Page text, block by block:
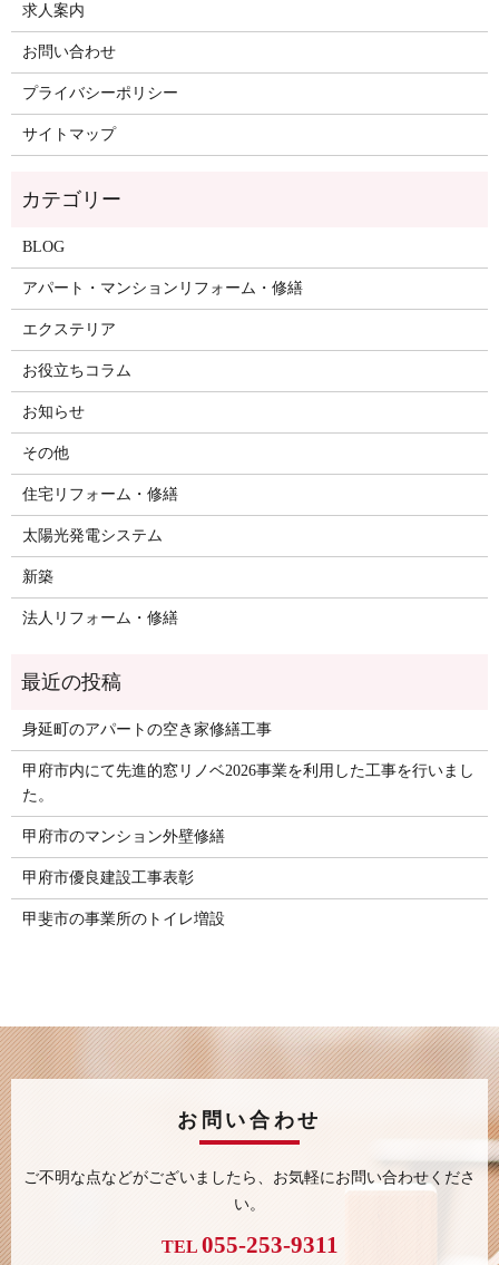
求人案内
お問い合わせ
プライバシーポリシー
サイトマップ
BLOG
アパート・マンションリフォーム・修繕
エクステリア
お役立ちコラム
お知らせ
その他
住宅リフォーム・修繕
太陽光発電システム
新築
法人リフォーム・修繕
身延町のアパートの空き家修繕工事
甲府市内にて先進的窓リノベ2026事業を利用した工事を行いまし
た。
甲府市のマンション外壁修繕
甲府市優良建設工事表彰
甲斐市の事業所のトイレ増設
お問い合わせ
ご不明な点などがございましたら、 お気軽にお問い合わせくださ
い。
TEL 055-253-9311